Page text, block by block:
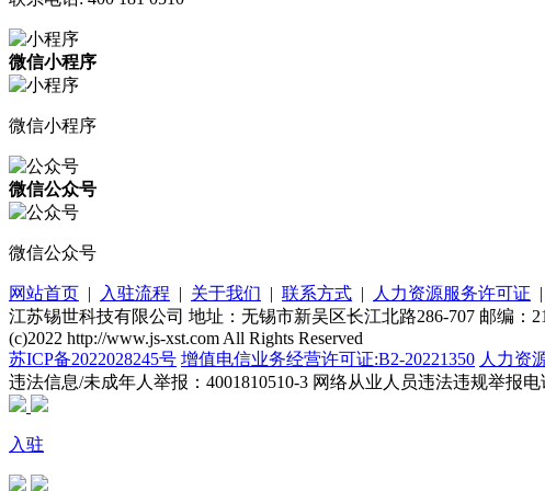
微信小程序
微信小程序
微信公众号
微信公众号
网站首页 | 入驻流程 | 关于我们 | 联系方式 | 人力资源服务许可证 |
江苏锡世科技有限公司 地址：无锡市新吴区长江北路286-707 邮编：
(c)2022 http://www.js-xst.com All Rights Reserved
苏ICP备2022028245号 增值电信业务经营许可证:B2-20221350 人力资
违法信息/未成年人举报：4001810510-3 网络从业人员违法违规举报电
入驻